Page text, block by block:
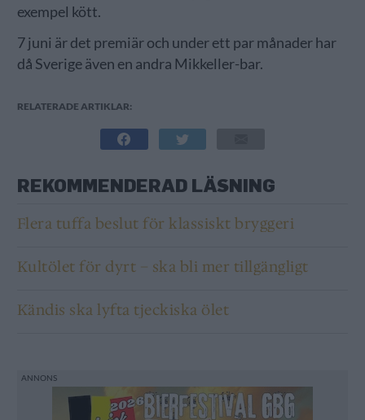
exempel kött.
7 juni är det premiär och under ett par månader har
då Sverige även en andra Mikkeller-bar.
RELATERADE ARTIKLAR:
REKOMMENDERAD LÄSNING
Flera tuffa beslut för klassiskt bryggeri
Kultölet för dyrt – ska bli mer tillgängligt
Kändis ska lyfta tjeckiska ölet